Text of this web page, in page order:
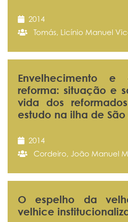
2014
Tomás, Licínio Manuel
Envelhecimento e
reforma: situação e
vida dos
estudo na ilha de
2014
Cordeiro, João Manuel
O espelho da
velhice